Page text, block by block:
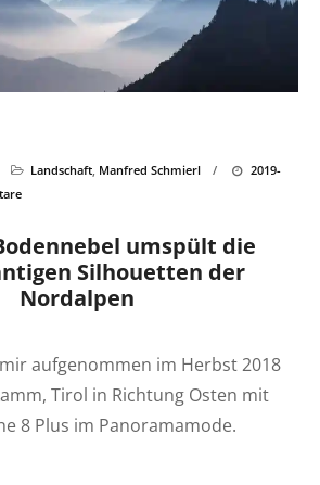
Landschaft, Manfred Schmierl /
2019-
umspült die
Silhouetten der
Nordalpen
aufgenommen im Herbst 2018
Tirol in Richtung Osten mit
8 Plus im Panoramamode.